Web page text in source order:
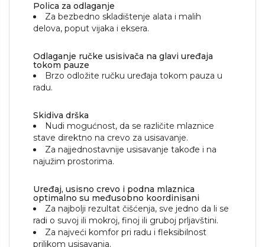
Polica za odlaganje
Za bezbedno skladištenje alata i malih
delova, poput vijaka i eksera.
Odlaganje ručke usisivača na glavi uređaja
tokom pauze
Brzo odložite ručku uređaja tokom pauza u
radu.
Skidiva drška
Nudi mogućnost, da se različite mlaznice
stave direktno na crevo za usisavanje.
Za najjednostavnije usisavanje takođe i na
najužim prostorima.
Uređaj, usisno crevo i podna mlaznica
optimalno su međusobno koordinisani
Za najbolji rezultat čišćenja, sve jedno da li se
radi o suvoj ili mokroj, finoj ili gruboj prljavštini.
Za najveći komfor pri radu i fleksibilnost
prilikom usisavanja.